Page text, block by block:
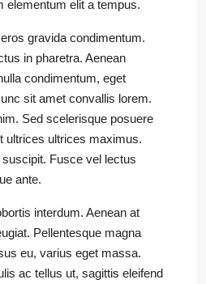
elementum elit a tempus.
gravida condimentum.
in pharetra. Aenean
condimentum, eget
sit amet convallis lorem.
Sed scelerisque posuere
ultrices ultrices maximus.
Fusce vel lectus
ante.
interdum. Aenean at
Pellentesque magna
eu, varius eget massa.
ac tellus ut, sagittis eleifend